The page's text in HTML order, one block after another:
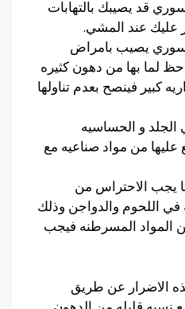
قد يصيبك بالتهابات
عليك عند المشي.
يصيب بامراض
لما بها من دهون كثيره
كبير فينصح بعدم تناولها
و الحساسيه
عليها من مواد صناعيه مع
يجب الاحتراس من
في اللحوم والدواجن وذلك
المواد المسرطنه فيجب
الاضرار عن طريق